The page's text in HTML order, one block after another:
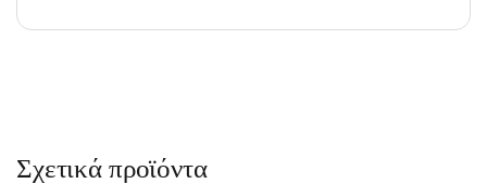
Σχετικά προϊόντα